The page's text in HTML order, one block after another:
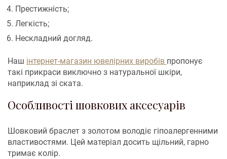
Престижність;
Легкість;
Нескладний догляд.
Наш інтернет-магазин ювелірних виробів пропонує
такі прикраси виключно з натуральної шкіри,
наприклад зі ската.
Особливості шовкових аксесуарів
Шовковий браслет з золотом володіє гіпоалергенними
властивостями. Цей матеріал досить щільний, гарно
тримає колір.